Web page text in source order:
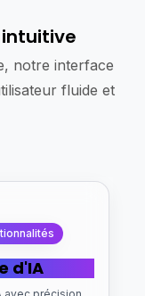
notre interface
fluide et
d'IA